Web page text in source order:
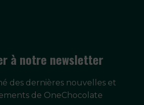
à notre newsletter
des dernières nouvelles et
de OneChocolate